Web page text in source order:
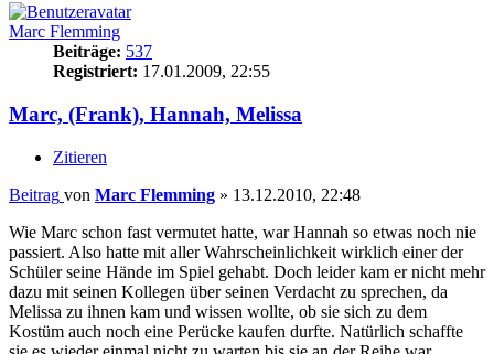
Marc Flemming
Beiträge: 537
Registriert: 17.01.2009, 22:55
Marc, (Frank), Hannah, Melissa
Zitieren
Beitrag von Marc Flemming » 13.12.2010, 22:48
Wie Marc schon fast vermutet hatte, war Hannah so etwas noch nie
passiert. Also hatte mit aller Wahrscheinlichkeit wirklich einer der
Schüler seine Hände im Spiel gehabt. Doch leider kam er nicht mehr
dazu mit seinen Kollegen über seinen Verdacht zu sprechen, da
Melissa zu ihnen kam und wissen wollte, ob sie sich zu dem
Kostüm auch noch eine Perücke kaufen durfte. Natürlich schaffte